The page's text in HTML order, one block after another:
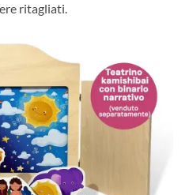
ritagliati.